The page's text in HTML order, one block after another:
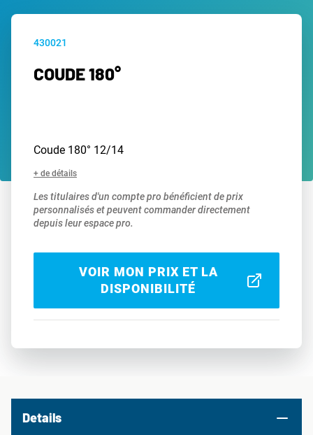
430021
COUDE 180°
Coude 180° 12/14
+ de détails
Les titulaires d'un compte pro bénéficient de prix
personnalisés et peuvent commander directement
depuis leur espace pro.
VOIR MON PRIX ET LA
DISPONIBILITÉ
Details